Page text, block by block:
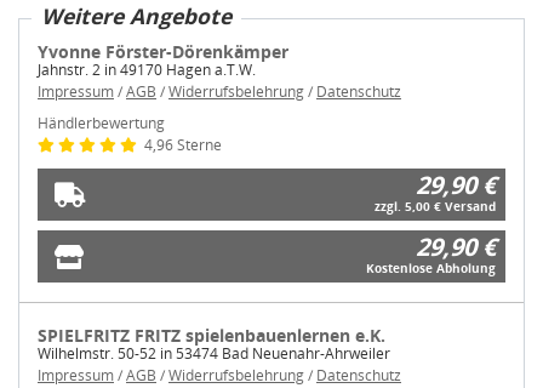
Weitere Angebote
Yvonne Förster-Dörenkämper
Jahnstr. 2 in 49170 Hagen a.T.W.
Impressum/AGB /Widerrufsbelehrung/ Datenschutz
Händlerbewertung
4,96 Sterne
29,90 €
zzgl. 5,00 € Versand
29,90 €
Kostenlose Abholung
SPIELFRITZ FRITZ spielenbauenlernen e.K.
Wilhelmstr. 50-52 in 53474 Bad Neuenahr-Ahrweiler
Impressum/AGB /Widerrufsbelehrung/ Datenschutz